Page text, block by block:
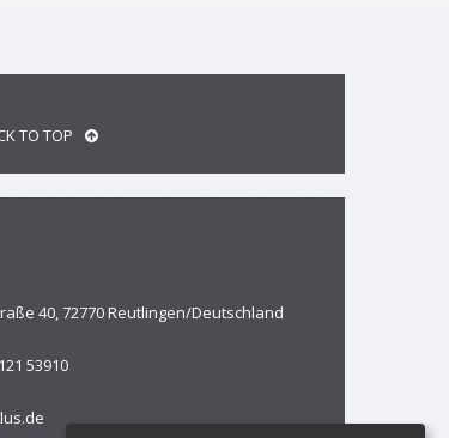
TO TOP
40, 72770 Reutlingen/Deutschland
53910